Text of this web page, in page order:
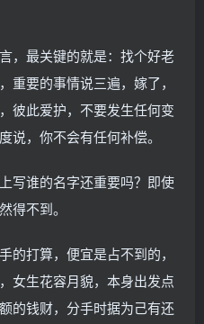
，最关键的就是：找个好老
重要的事情说三遍，嫁了，
彼此爱护，不要发生任何变
说，你不会有任何补偿。
写谁的名字还重要吗？即使
得不到。
的打算，便宜是占不到的，
女生花容月貌，本身出发点
的钱财，分手时据为己有还